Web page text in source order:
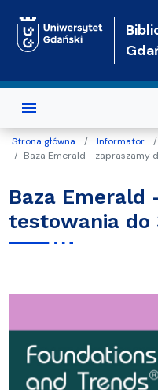
Strona główna Informator
Baza Emerald - zapraszamy
Baza Emerald
testowania do